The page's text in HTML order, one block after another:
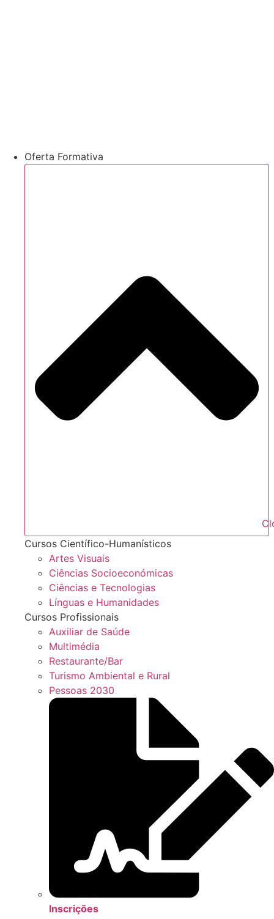
Oferta Formativa
Cursos Científico-Humanísticos
Artes Visuais
Ciências Socioeconómicas
Ciências e Tecnologias
Línguas e Humanidades
Cursos Profissionais
Auxiliar de Saúde
Multimédia
Restaurante/Bar
Turismo Ambiental e Rural
Pessoas 2030
Inscrições